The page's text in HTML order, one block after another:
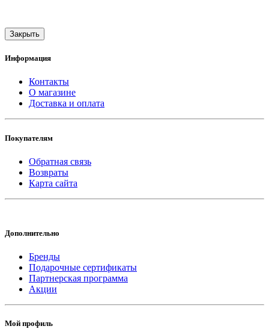
Закрыть
Информация
Контакты
О магазине
Доставка и оплата
Покупателям
Обратная связь
Возвраты
Карта сайта
Дополнительно
Бренды
Подарочные сертификаты
Партнерская программа
Акции
Мой профиль